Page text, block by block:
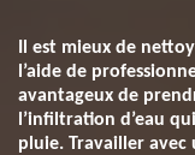
Il est mieux de
l’aide de
avantageux de
l’infiltration d’eau
pluie. Travailler